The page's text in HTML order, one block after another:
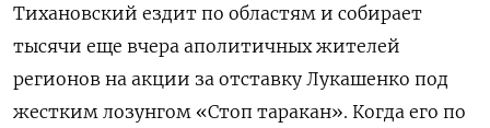
Тихановский ездит по областям и собирает
тысячи еще вчера аполитичных жителей
регионов на акции за отставку Лукашенко под
жестким лозунгом «Стоп таракан». Когда его по